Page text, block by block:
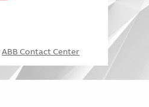
ABB Contact Center